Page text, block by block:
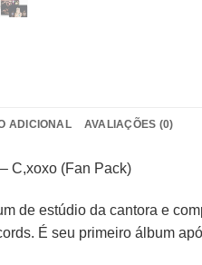
ADICIONAL AVALIAÇÕES (0)
C,xoxo (Fan Pack)
de estúdio da cantora e
É seu primeiro álbum